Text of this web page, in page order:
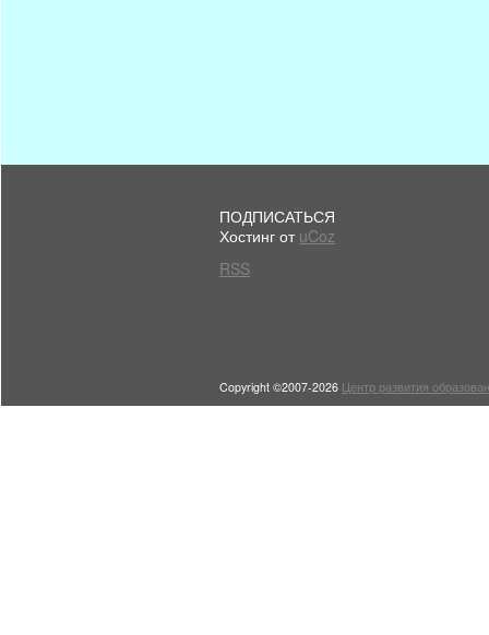
ПОДПИСАТЬСЯ
Хостинг от uCoz
RSS
Copyright ©2007-2026 Центр развития